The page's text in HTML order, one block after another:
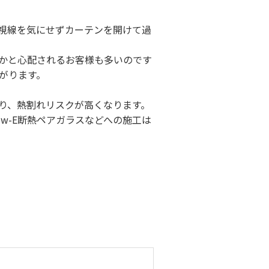
線を気にせずカーテンを開けて過
と心配されるお客様も多いのです
ます。
熱割れリスクが高くなります。
E断熱ペアガラスなどへの施工は